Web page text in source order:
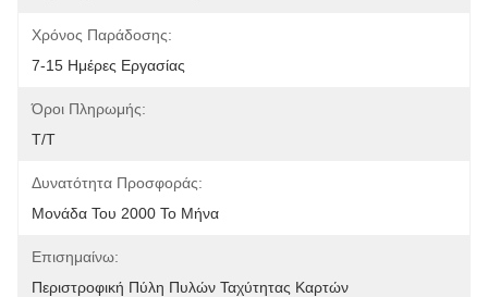
Χρόνος Παράδοσης:
7-15 Ημέρες Εργασίας
Όροι Πληρωμής:
T/T
Δυνατότητα Προσφοράς:
Μονάδα Του 2000 Το Μήνα
Επισημαίνω:
Περιστροφική Πύλη Πυλών Ταχύτητας Καρτών